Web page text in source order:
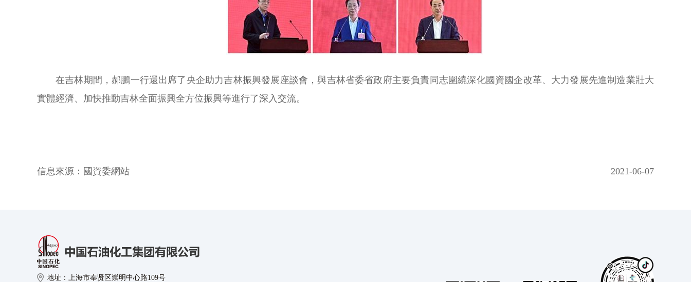
在吉林期間，郝鵬一行還出席了央企助力吉林振興發展座談會，與吉林省委省政府主要負責同志圍繞深化國資國企改革、大力發展先進制造業壯大
實體經濟、加快推動吉林全面振興全方位振興等進行了深入交流。
信息來源： 國資委網站 2021-06-07
地址：上海市奉贤区崇明中心路109号